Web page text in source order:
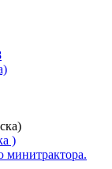
)
минитрактора.